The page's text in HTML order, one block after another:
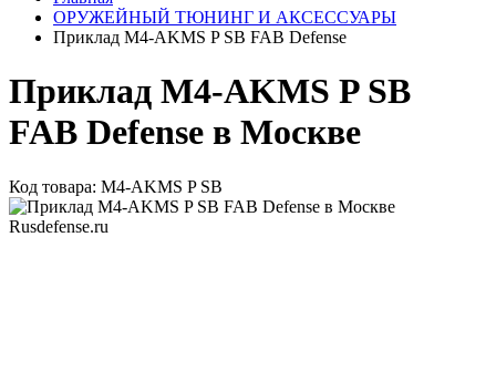
ОРУЖЕЙНЫЙ ТЮНИНГ И АКСЕССУАРЫ
Приклад M4-AKMS P SB FAB Defense
Приклад M4-AKMS P SB
FAB Defense в Москве
Код товара: M4-AKMS P SB